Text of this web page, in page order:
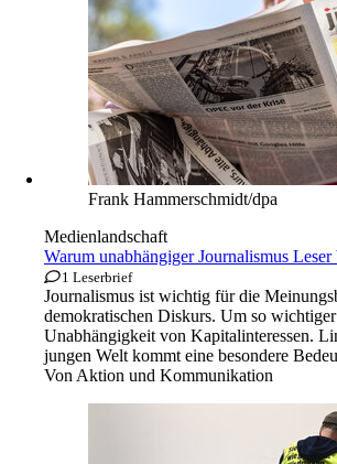
Frank Hammerschmidt/dpa
Medienlandschaft
Warum unabhängiger Journalismus Leser
1 Leserbrief
Journalismus ist wichtig für die
demokratischen Diskurs. Um so
Unabhängigkeit von Kapitalinteressen.
jungen Welt kommt eine besondere
Von Aktion und Kommunikation